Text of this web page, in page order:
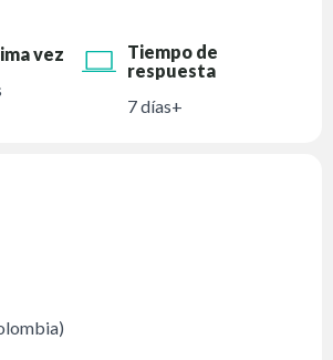
vez
Tiempo de
respuesta
7 días+